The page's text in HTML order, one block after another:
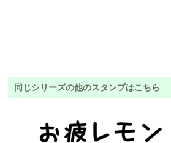
同じシリーズの他のスタンプはこちら